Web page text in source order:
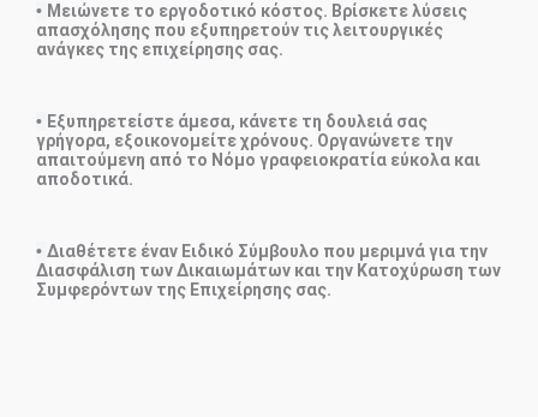
• Μειώνετε το εργοδοτικό κόστος. Βρίσκετε λύσεις
απασχόλησης που εξυπηρετούν τις λειτουργικές
ανάγκες της επιχείρησης σας.
• Εξυπηρετείστε άμεσα, κάνετε τη δουλειά σας
γρήγορα, εξοικονομείτε χρόνους. Οργανώνετε την
απαιτούμενη από το Νόμο γραφειοκρατία εύκολα και
αποδοτικά.
• Διαθέτετε έναν Ειδικό Σύμβουλο που μεριμνά για την
Διασφάλιση των Δικαιωμάτων και την Κατοχύρωση των
Συμφερόντων της Επιχείρησης σας.